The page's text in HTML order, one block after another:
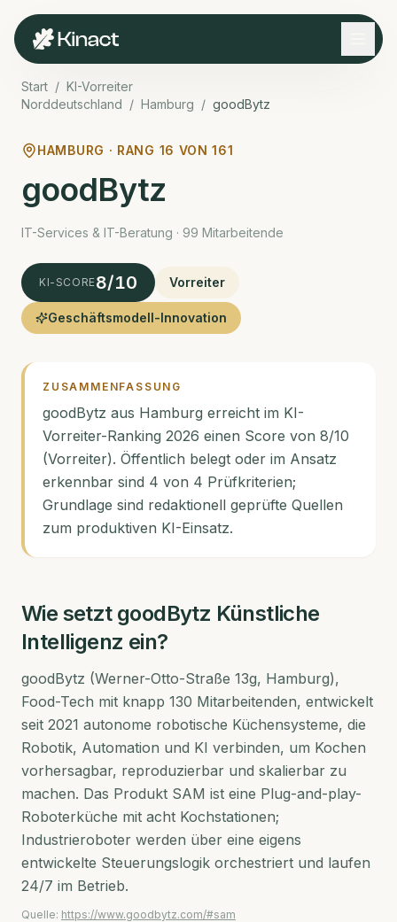
Start / KI-Vorreiter
Norddeutschland / Hamburg / goodBytz
HAMBURG · RANG 16 VON161
goodBytz
IT-Services & IT-Beratung · 99 Mitarbeitende
KI-SCORE8/10 Vorreiter
Geschäftsmodell-Innovation
ZUSAMMENFASSUNG
goodBytz aus Hamburg erreicht im KI-
Vorreiter-Ranking 2026 einen Score von 8/10
(Vorreiter). Öffentlich belegt oder im Ansatz
erkennbar sind 4 von 4 Prüfkriterien;
Grundlage sind redaktionell geprüfte Quellen
zum produktiven KI-Einsatz.
Wie setzt goodBytz Künstliche
Intelligenz ein?
goodBytz (Werner-Otto-Straße 13g, Hamburg),
Food-Tech mit knapp 130 Mitarbeitenden, entwickelt
seit 2021 autonome robotische Küchensysteme, die
Robotik, Automation und KI verbinden, um Kochen
vorhersagbar, reproduzierbar und skalierbar zu
machen. Das Produkt SAM ist eine Plug-and-play-
Roboterküche mit acht Kochstationen;
Industrieroboter werden über eine eigens
entwickelte Steuerungslogik orchestriert und laufen
24/7 im Betrieb.
Quelle: https://www.goodbytz.com/#sam